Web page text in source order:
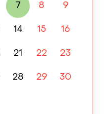
7 8 9
14 15 16
21 22 23
28 29 30